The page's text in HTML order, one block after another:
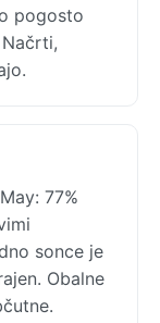
pogosto
77%
sonce je
Obalne